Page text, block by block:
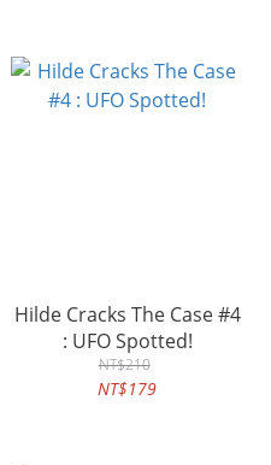
Hilde Cracks The Case #4
: UFO Spotted!
NT$210
NT$179